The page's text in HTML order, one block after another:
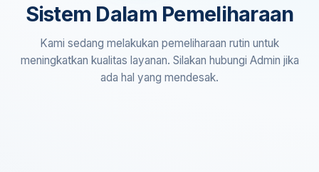
Sistem Dalam Pemeliharaan
Kami sedang melakukan pemeliharaan rutin untuk
meningkatkan kualitas layanan. Silakan hubungi Admin jika
ada hal yang mendesak.